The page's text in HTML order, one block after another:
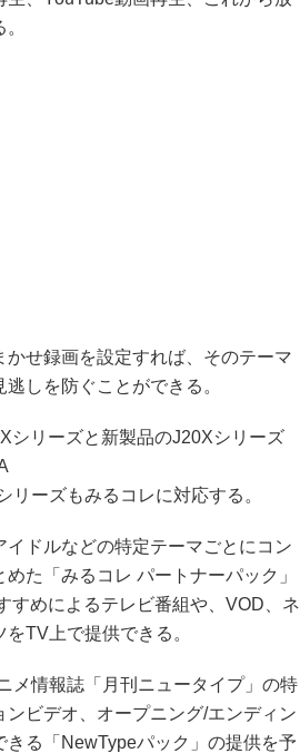
せ録画を設定すれば、そのテーマ
しを防ぐことができる。
リーズと新製品のJ20Xシリーズ
ーズもみるコレに対応する。
ドルなどの特定テーマごとにコン
た「みるコレ パートナーパック」
すめによるテレビ番組や、VOD、ネ
TV上で提供できる。
情報誌「月刊ニュータイプ」の特
ビデオ、オープニング/エンディン
る「NewTypeパック」の提供を予